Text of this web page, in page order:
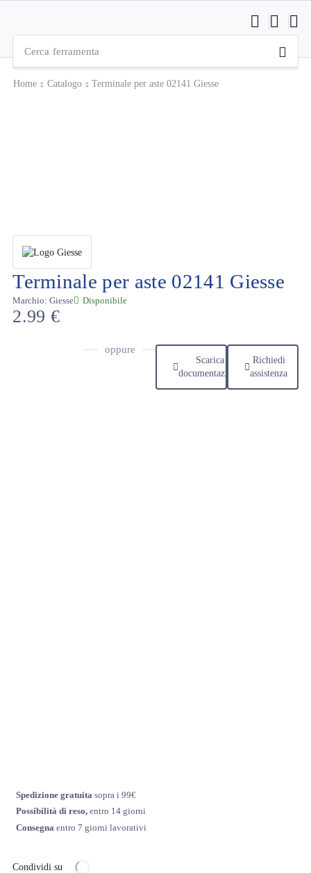
Cerca ferramenta
Home Catalogo Terminale per aste 02141 Giesse
Terminale per aste 02141 Giesse
Marchio: Giesse Disponibile
2.99 €
oppure
Scarica
documentazione
Richiedi
assistenza
Spedizione gratuita sopra i 99€
Possibilità di reso, entro 14 giorni
Consegna entro 7 giorni lavorativi
Condividi su